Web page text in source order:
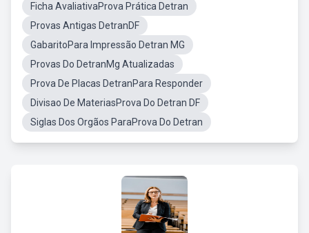
Ficha AvaliativaProva Prática Detran
Provas Antigas DetranDF
GabaritoPara Impressão Detran MG
Provas Do DetranMg Atualizadas
Prova De Placas DetranPara Responder
Divisao De MateriasProva Do Detran DF
Siglas Dos Orgãos ParaProva Do Detran